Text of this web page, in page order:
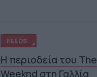
FEEDS
Η περιοδεία του The
Weeknd στη Γαλλία